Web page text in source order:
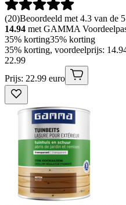
(20)Beoordeeld met 4.3 van de
14.94 met GAMMA
35% korting35% korting
35% korting, voordeelprijs:
22.99
Prijs: 22.99 euro